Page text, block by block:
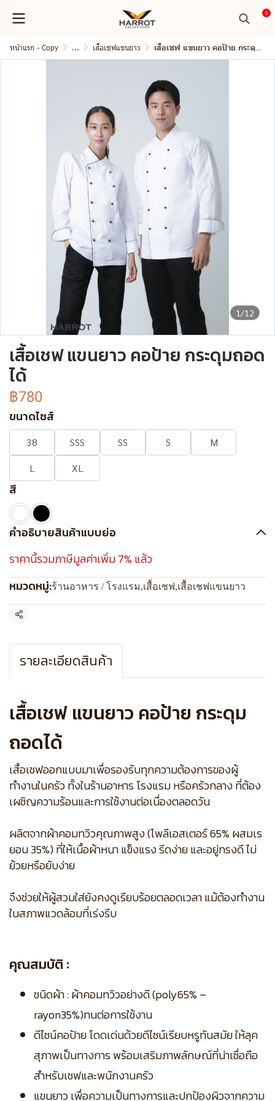
0
หน้าแรก - Copy ... เสื้อเชฟแขนยาว เสื้อเชฟ แขนยาว คอป้าย กระดุมถอดได้
1/12
เสื้อเชฟ แขนยาว คอป้าย กระดุมถอด
ได้
฿780
ขนาดไซส์
38 SSS SS S
M
L
XL
สี
คำอธิบายสินค้าแบบย่อ
ราคานี้รวมภาษีมูลค่าเพิ่ม 7% แล้ว
หมวดหมู่:ร้านอาหาร / โรงแรม,เสื้อเชฟ,เสื้อเชฟแขนยาว
แชร์
รายละเอียดสินค้า
เสื้อเชฟ แขนยาว คอป้าย กระดุม
ถอดได้
เสื้อเชฟออกแบบมาเพื่อรองรับทุกความต้องการของผู้
ทำงานในครัว ทั้งในร้านอาหาร โรงแรม หรือครัวกลาง ที่ต้อง
เผชิญความร้อนและการใช้งานต่อเนื่องตลอดวัน
ผลิตจากผ้าคอมทวิวคุณภาพสูง (โพลีเอสเตอร์ 65% ผสมเร
ยอน 35%) ที่ให้เนื้อผ้าหนา แข็งแรง รีดง่าย และอยู่ทรงดี ไม่
ย้วยหรือยับง่าย
จึงช่วยให้ผู้สวมใส่ยังคงดูเรียบร้อยตลอดเวลา แม้ต้องทำงาน
ในสภาพแวดล้อมที่เร่งรีบ
คุณสมบัติ :
ชนิดผ้า : ผ้าคอมทวิวอย่างดี (poly65% –
rayon35%)ทนต่อการใช้งาน
ดีไซน์คอป้าย โดดเด่นด้วยดีไซน์เรียบหรูทันสมัย ให้ลุค
สุภาพเป็นทางการ พร้อมเสริมภาพลักษณ์ที่น่าเชื่อถือ
สำหรับเชฟและพนักงานครัว
แขนยาว เพื่อความเป็นทางการและปกป้องผิวจากความ